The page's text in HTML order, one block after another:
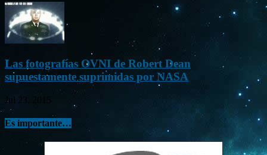
Las fotografías OVNI de Robert Dean
supuestamente suprimidas por NASA
Jul 23, 2015
Es importante…